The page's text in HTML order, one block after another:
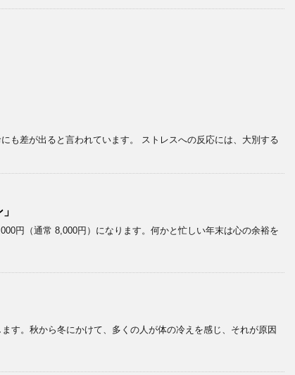
も差が出ると言われています。 ストレスへの反応には、大別する
円（通常 8,000円）になります。何かと忙しい年末は心の余裕を
す。秋から冬にかけて、多くの人が体の冷えを感じ、それが原因